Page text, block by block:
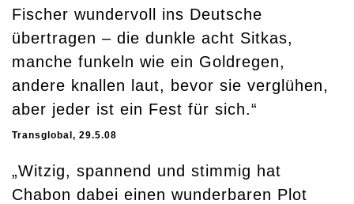
Fischer wundervoll ins Deutsche
übertragen – die dunkle acht Sitkas,
manche funkeln wie ein Goldregen,
andere knallen laut, bevor sie verglühen,
aber jeder ist ein Fest für sich.“
Transglobal, 29.5.08
„Witzig, spannend und stimmig hat
Chabon dabei einen wunderbaren Plot